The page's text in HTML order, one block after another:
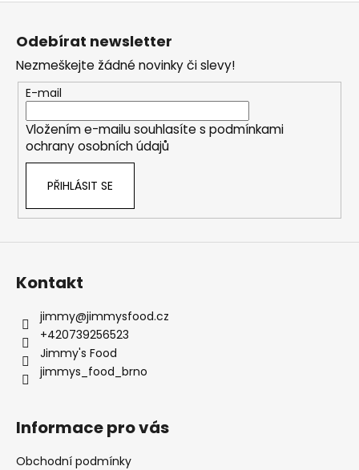
Z
Odebírat newsletter
Nezmeškejte žádné novinky či slevy!
E-mail
Vložením e-mailu souhlasíte s podmínkami
ochrany osobních údajů
PŘIHLÁSIT SE
Kontakt
jimmy@jimmysfood.cz
+420739256523
Jimmy's Food
jimmys_food_brno
Informace pro vás
Obchodní podmínky